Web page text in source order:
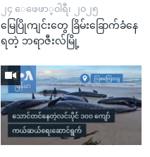
၂၄ ေဖေဖာ္၀ါရီ၊ ၂၀၂၅
မြေပြိုကျင်းတွေ ခြိမ်းခြောက်ခံနေ
ရတဲ့ ဘရာဇီးလ်မြို့